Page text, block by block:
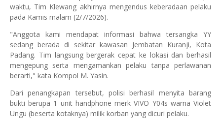
waktu, Tim Klewang akhirnya mengendus keberadaan pelaku
pada Kamis malam (2/7/2026).
"Anggota kami mendapat informasi bahwa tersangka YY
sedang berada di sekitar kawasan Jembatan Kuranji, Kota
Padang. Tim langsung bergerak cepat ke lokasi dan berhasil
mengepung serta mengamankan pelaku tanpa perlawanan
berarti," kata Kompol M. Yasin.
Dari penangkapan tersebut, polisi berhasil menyita barang
bukti berupa 1 unit handphone merk VIVO Y04s warna Violet
Ungu (beserta kotaknya) milik korban yang dicuri pelaku.